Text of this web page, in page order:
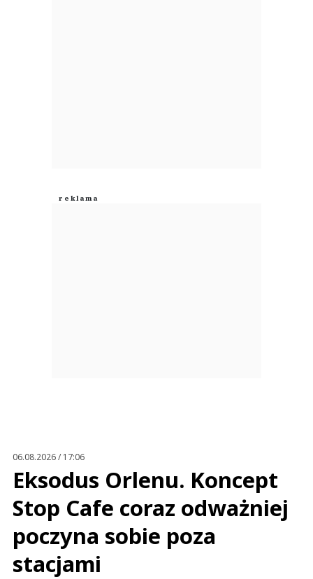
06.08.2026 / 17:06
Eksodus Orlenu. Koncept
Stop Cafe coraz odważniej
poczyna sobie poza
stacjami